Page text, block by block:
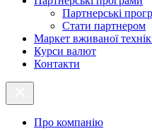
Партнерські
Стати партнером
Маркет вживаної
Курси валют
Контакти
Про компанію